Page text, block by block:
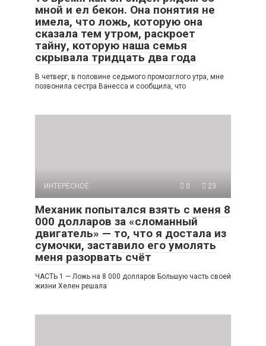
мной и ел бекон. Она понятия не
имела, что ложь, которую она
сказала тем утром, раскроет
тайну, которую наша семья
скрывала тридцать два года
В четверг, в половине седьмого промозглого утра, мне
позвонила сестра Ванесса и сообщила, что
ИНТЕРЕСНОЕ 0 23
Механик попытался взять с меня 8
000 долларов за «сломанный
двигатель» — то, что я достала из
сумочки, заставило его умолять
меня разорвать счёт
ЧАСТЬ 1 — Ложь на 8 000 долларов Большую часть своей
жизни Хелен решала